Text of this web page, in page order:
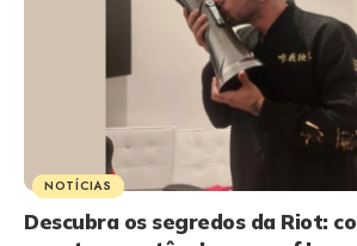
NOTÍCIAS
Descubra os segredos da Riot: